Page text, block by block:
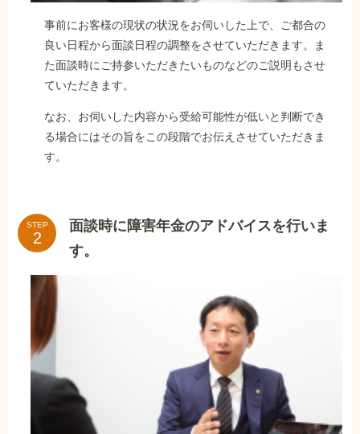
事前にお客様の現状の状況をお伺いした上で、ご都合の
良い日程から面談日程の調整をさせていただきます。ま
た面談時にご持参いただきたいものなどのご説明もさせ
ていただきます。
なお、お伺いした内容から受給可能性が低いと判断でき
る場合にはその旨をこの段階でお伝えさせていただきま
す。
STEP
面談時に障害年金のアドバイスを行いま
す。